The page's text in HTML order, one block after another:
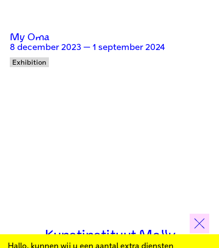
My Oma
8 december 2023 — 1 september 2024
Exhibition
Kunstinstituut Melly
Hallo, kunnen wij u een aantal extra diensten